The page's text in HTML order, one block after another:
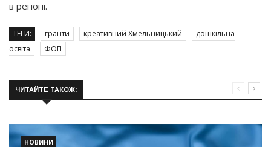
в регіоні.
ТЕГИ: гранти креативний Хмельницький
дошкільна
освіта
ФОП
ЧИТАЙТЕ ТАКОЖ:
НОВИНИ